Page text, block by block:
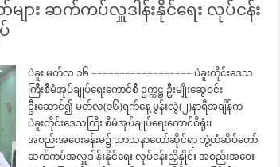
ား ဆက်ကပ်လှူဒါန်းနိုင်ရေး လုပ်ငန်း
ပဲခူး မတ်လ ၁၆ ================== ပဲခူးတိုင်းဒေသ
ကြီးစီမံအုပ်ချုပ်ရေးကောင်စီ ဥက္ကဋ္ဌ ဦးမျိုးဆွေဝင်း
ဦးဆောင်၍ မတ်လ(၁၆)ရက်နေ့ မွန်းလွဲ(၂)နာရီအချိန်က
ပဲခူးတိုင်းဒေသကြီး စီမံအုပ်ချုပ်ရေးကောင်စီရုံး၊
အစည်းအဝေးခန်းမ၌ သာသနာတော်ဆိုင်ရာ ဘွဲ့တံဆိပ်တော်
ဆက်ကပ်အလှူဒါန်းနိုင်ရေး လုပ်ငန်းညှိနှိုင်း အစည်းအဝေး